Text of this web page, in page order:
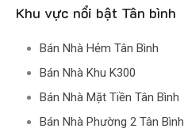
Khu vực nổi bật Tân bình
Bán Nhà Hẻm Tân Bình
Bán Nhà Khu K300
Bán Nhà Mặt Tiền Tân Bình
Bán Nhà Phường 2 Tân Bình